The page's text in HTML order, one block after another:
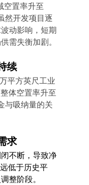
空置率升至
然开发项目逐
动影响，短期
需失衡加剧。
续
平方英尺工业
体空置率升至
与吸纳量的关
求
不断，导致净
低于历史平
整阶段。